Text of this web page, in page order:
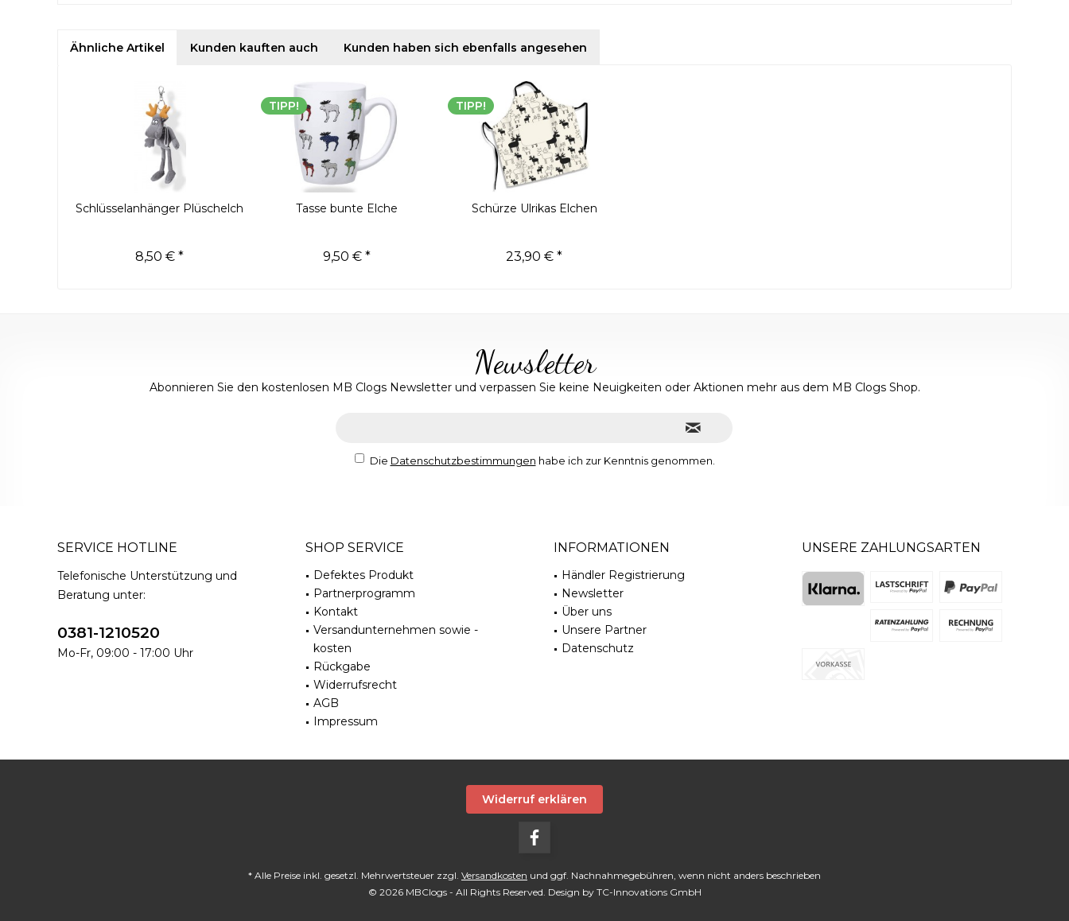
Ähnliche Artikel Kunden kauften auch Kunden haben sich ebenfalls angesehen
Schlüsselanhänger Plüschelch
8,50 € *
TIPP!
Tasse bunte Elche
9,50 € *
TIPP!
Schürze Ulrikas Elchen
23,90 € *
Newsletter
Abonnieren Sie den kostenlosen MB Clogs Newsletter und verpassen Sie keine Neuigkeiten oder Aktionen mehr aus dem MB Clogs Shop.
Die Datenschutzbestimmungen habe ich zur Kenntnis genommen.
SERVICE HOTLINE
Telefonische Unterstützung und
Beratung unter:
0381-1210520
Mo-Fr, 09:00 - 17:00 Uhr
SHOP SERVICE
Defektes Produkt
Partnerprogramm
Kontakt
Versandunternehmen sowie -
kosten
Rückgabe
Widerrufsrecht
AGB
Impressum
INFORMATIONEN
Händler Registrierung
Newsletter
Über uns
Unsere Partner
Datenschutz
UNSERE ZAHLUNGSARTEN
Widerruf erklären
* Alle Preise inkl. gesetzl. Mehrwertsteuer zzgl. Versandkosten und ggf. Nachnahmegebühren, wenn nicht anders beschrieben
© 2026 MBClogs - All Rights Reserved. Design by TC-Innovations GmbH